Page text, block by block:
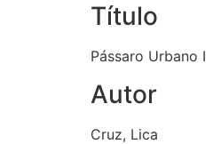
Título
Pássaro Urbano I
Autor
Cruz, Lica